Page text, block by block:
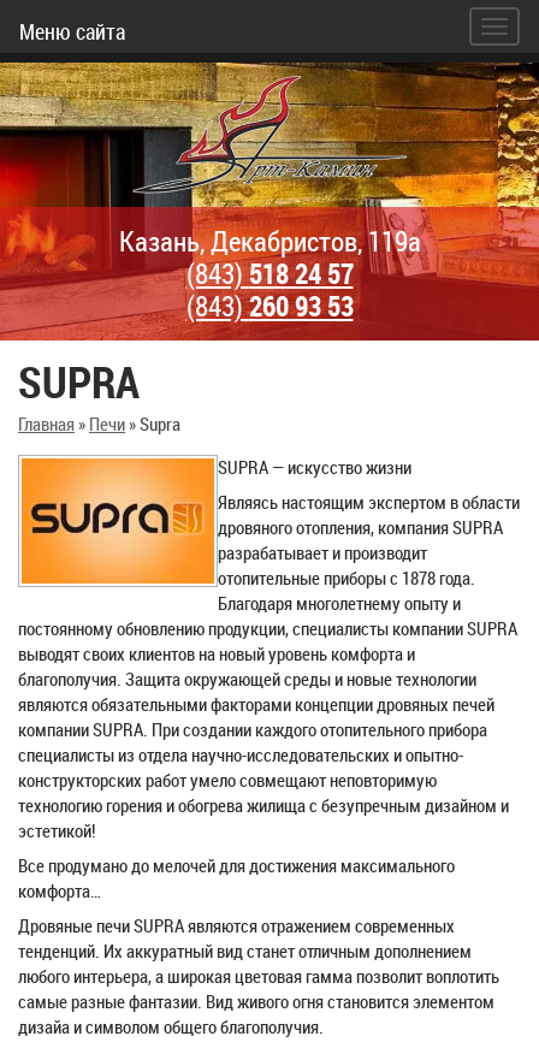
Меню сайта
Казань, Декабристов, 119а
(843)518 24 57
(843)260 93 53
SUPRA
Главная» Печи»Supra
SUPRA — искусство жизни
Являясь настоящим экспертом в области
дровяного отопления, компания SUPRA
разрабатывает и производит
отопительные приборы с 1878 года.
Благодаря многолетнему опыту и
постоянному обновлению продукции, специалисты компании SUPRA
выводят своих клиентов на новый уровень комфорта и
благополучия. Защита окружающей среды и новые технологии
являются обязательными факторами концепции дровяных печей
компании SUPRA. При создании каждого отопительного прибора
специалисты из отдела научно-исследовательских и опытно-
конструкторских работ умело совмещают неповторимую
технологию горения и обогрева жилища с безупречным дизайном и
эстетикой!
Все продумано до мелочей для достижения максимального
комфорта…
Дровяные печи SUPRA являются отражением современных
тенденций. Их аккуратный вид станет отличным дополнением
любого интерьера, а широкая цветовая гамма позволит воплотить
самые разные фантазии. Вид живого огня становится элементом
дизайа и символом общего благополучия.